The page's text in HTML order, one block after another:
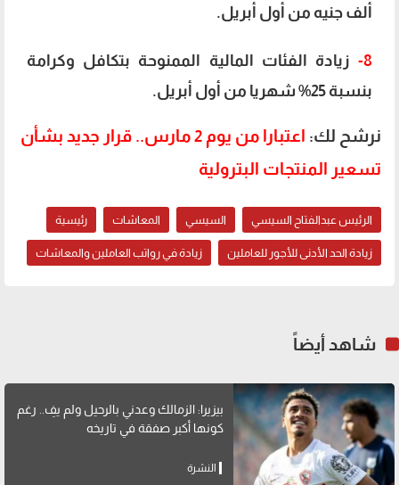
ألف جنيه من أول أبريل.
8-
زيادة الفئات المالية الممنوحة بتكافل وكرامة
بنسبة 25% شهريا من أول أبريل.
نرشح لك:
اعتبارا من يوم 2 مارس.. قرار جديد بشأن
تسعير المنتجات البترولية
الرئيس عبدالفتاح السيسي السيسي المعاشات رئيسية
زيادة الحد الأدنى للأجور للعاملين زيادة في رواتب العاملين والمعاشات
شاهد أيضاً
بيزيرا: الزمالك وعدني بالرحيل ولم يفِ.. رغم
كونها أكبر صفقة في تاريخه
النشرة